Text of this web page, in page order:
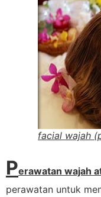
facial wajah
Perawatan wajah
perawatan untuk